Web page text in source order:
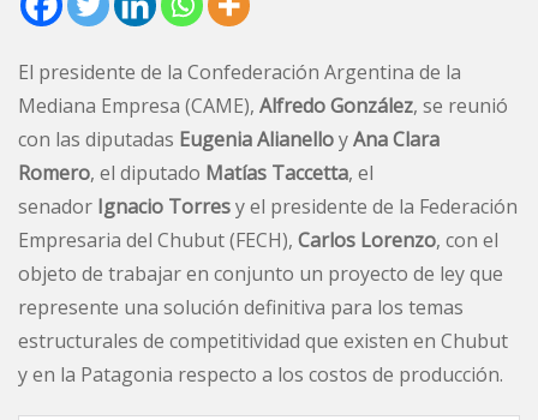
El presidente de la Confederación Argentina de la
Mediana Empresa (CAME), Alfredo González, se reunió
con las diputadas Eugenia AlianelloyAna Clara
Romero, el diputado Matías Taccetta, el
senador Ignacio Torresy el presidente de la Federación
Empresaria del Chubut (FECH), Carlos Lorenzo, con el
objeto de trabajar en conjunto un proyecto de ley que
represente una solución definitiva para los temas
estructurales de competitividad que existen en Chubut
y en la Patagonia respecto a los costos de producción.